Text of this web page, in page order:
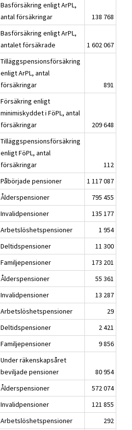
Basförsäkring enligt ArPL,
antal försäkringar
138 768
Basförsäkring enligt ArPL,
antalet försäkrade
1 602 067
Tilläggspensionsförsäkring
enligt ArPL, antal
försäkringar
891
Försäkring enligt
minimiskyddet i FöPL, antal
försäkringar
209 648
Tilläggspensionsförsäkring
enligt FöPL, antal
försäkringar
112
Påbörjade pensioner
1 117 087
Ålderspensioner
795 455
Invalidpensioner
135 177
Arbetslöshetspensioner
1 954
Deltidspensioner
11 300
Familjepensioner
173 201
Ålderspensioner
55 361
Invalidpensioner
13 287
Arbetslöshetspensioner
29
Deltidspensioner
2 421
Familjepensioner
9 856
Under räkenskapsåret
beviljade pensioner
80 954
Ålderspensioner
572 074
Invalidpensioner
121 855
Arbetslöshetspensioner
292